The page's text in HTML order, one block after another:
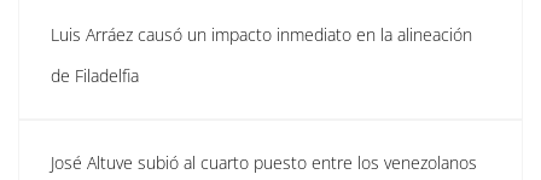
Luis Arráez causó un impacto inmediato en la alineación
de Filadelfia
José Altuve subió al cuarto puesto entre los venezolanos